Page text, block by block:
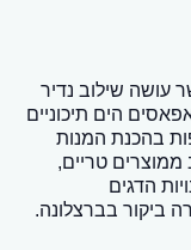
שילוב נדיר
הים תיכוניים
בהכנת המנות
טריים,
הדגים
ביקור בברצלונה.